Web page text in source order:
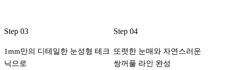
Step 03
1mm만의 디테일한 눈성형 테크
닉으로
Step 04
또렷한 눈매와 자연스러운
쌍꺼풀 라인 완성